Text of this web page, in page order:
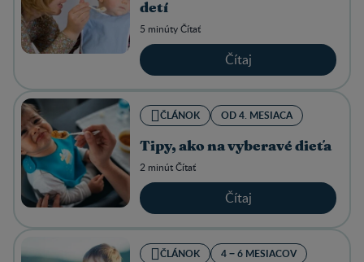
detí
5 minúty Čítať
Čítaj
ČLÁNOK OD 4. MESIACA
Tipy, ako na vyberavé dieťa
2 minút Čítať
Čítaj
ČLÁNOK 4 − 6 MESIACOV